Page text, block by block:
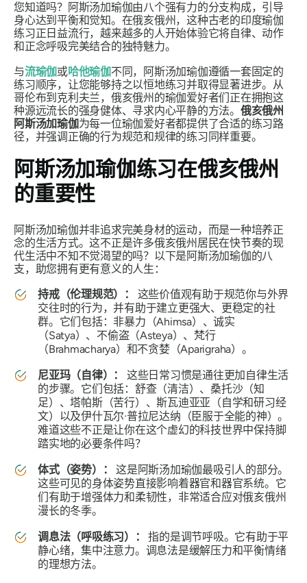
您知道吗？阿斯汤加瑜伽由八个强有力的分支构成，引导
身心达到平衡和觉知。在俄亥俄州，这种古老的印度瑜伽
练习正日益流行，越来越多的人开始体验它将自律、动作
和正念呼吸完美结合的独特魅力。
与流瑜伽或哈他瑜伽不同，阿斯汤加瑜伽遵循一套固定的
练习顺序，让您能够持之以恒地练习并取得显著进步。从
哥伦布到克利夫兰，俄亥俄州的瑜伽爱好者们正在拥抱这
种源远流长的强身健体、寻求内心平静的方法。 俄亥俄州
阿斯汤加瑜伽为每一位瑜伽爱好者都提供了合适的练习路
径，并强调正确的行为规范和规律的练习同样重要。
阿斯汤加瑜伽练习在俄亥俄州
的重要性
阿斯汤加瑜伽并非追求完美身材的运动，而是一种培养正
念的生活方式。这不正是许多俄亥俄州居民在快节奏的现
代生活中不知不觉渴望的吗？以下是阿斯汤加瑜伽的八
支，助您拥有更有意义的人生：
持戒（伦理规范）：
这些价值观有助于规范你与外界
交往时的行为，并有助于建立更强大、更稳定的社
群。它们包括：非暴力（Ahimsa）、诚实
（Satya）、不偷盗（Asteya）、梵行
（Brahmacharya）和不贪婪（Aparigraha）。
尼亚玛（自律）：
这些日常习惯是通往更加自律生活
的步骤。它们包括：舒查（清洁）、桑托沙（知
足）、塔帕斯（苦行）、斯瓦迪亚亚（自学和研习经
文）以及伊什瓦尔·普拉尼达纳（臣服于全能的神）。
难道这些不正是让你在这个虚幻的科技世界中保持脚
踏实地的必要条件吗？
体式（姿势）：
这是阿斯汤加瑜伽最吸引人的部分。
这些可见的身体姿势直接影响着器官和器官系统。它
们有助于增强体力和柔韧性，非常适合应对俄亥俄州
漫长的冬季。
调息法（呼吸练习）：
指的是调节呼吸。它有助于平
静心绪，集中注意力。调息法是缓解压力和平衡情绪
的理想方法。